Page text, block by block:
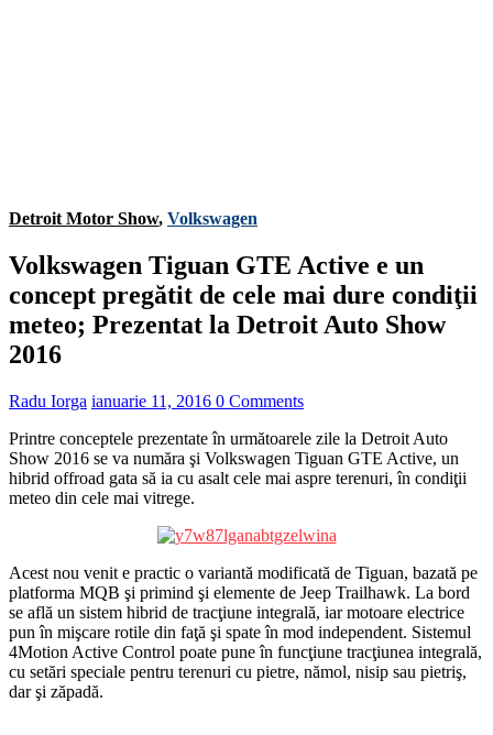
Detroit Motor Show, Volkswagen
Volkswagen Tiguan GTE Active e un
concept pregătit de cele mai dure condiţii
meteo; Prezentat la Detroit Auto Show
2016
Radu Iorga ianuarie 11, 2016 0 Comments
Printre conceptele prezentate în următoarele zile la Detroit Auto
Show 2016 se va număra şi Volkswagen Tiguan GTE Active, un
hibrid offroad gata să ia cu asalt cele mai aspre terenuri, în condiţii
meteo din cele mai vitrege.
Acest nou venit e practic o variantă modificată de Tiguan, bazată pe
platforma MQB şi primind şi elemente de Jeep Trailhawk. La bord
se află un sistem hibrid de tracţiune integrală, iar motoare electrice
pun în mişcare rotile din faţă şi spate în mod independent. Sistemul
4Motion Active Control poate pune în funcţiune tracţiunea integrală,
cu setări speciale pentru terenuri cu pietre, nămol, nisip sau pietriş,
dar şi zăpadă.